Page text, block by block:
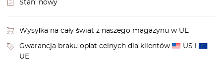
Stan: nowy
Wysyłka na cały świat z naszego magazynu w UE
Gwarancja braku opłat celnych dla klientów
US i
UE